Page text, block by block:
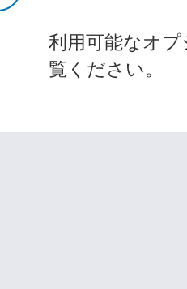
利用可能なオプ
覧ください。